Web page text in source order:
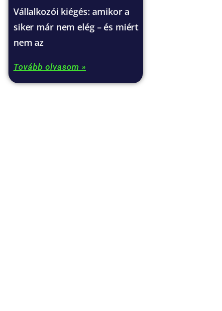
Vállalkozói kiégés: amikor a
siker már nem elég – és miért
nem az
Tovább olvasom »